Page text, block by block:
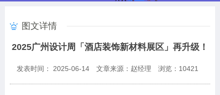
图文详情
2025广州设计周「酒店装饰新材料展区」再升级！
发表时间： 2025-06-14 文章来源：赵经理 浏览： 10421